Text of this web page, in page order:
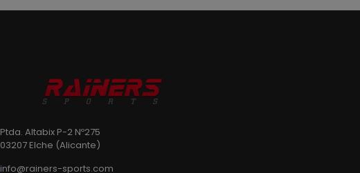
Ptda. Altabix P-2 Nº275
03207 Elche (Alicante)
info@rainers-sports.com